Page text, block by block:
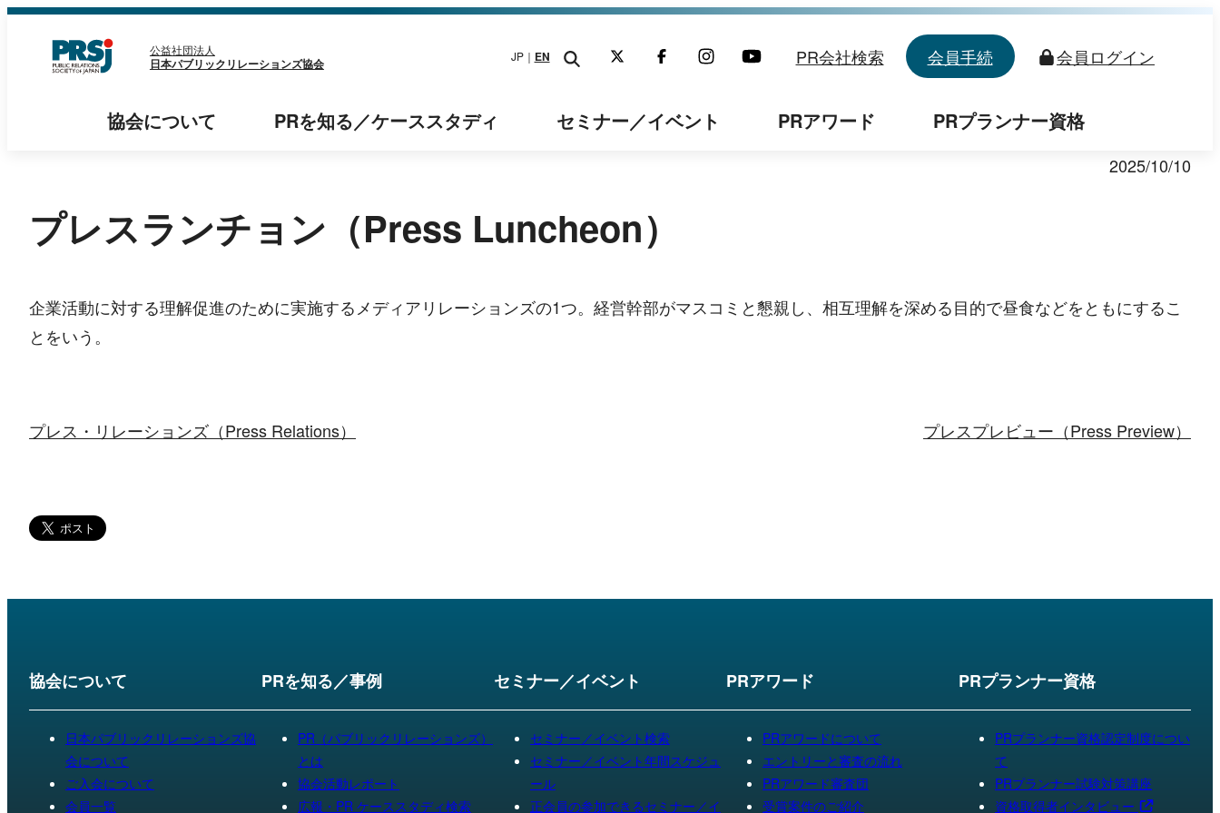
内
公益社団法人
日本パブリックリレーションズ協会 JP｜ EN PR会社検索 会員手続 会員ログイン
協会について PRを知る／ケーススタディ セミナー／イベント PRアワード PRプランナー資格
2025/10/10
プレスランチョン（Press Luncheon）
企業活動に対する理解促進のために実施するメディアリレーションズの1つ。経営幹部がマスコミと懇親し、相互理解を深める目的で昼食などをともにするこ
とをいう。
プレス・リレーションズ（Press Relations） プレスプレビュー（Press Preview）
協会について
日本パブリックリレーションズ協
会について
ご入会について
会員一覧
PRを知る／事例
PR（パブリックリレーションズ）
とは
協会活動レポート
広報・PR ケーススタディ検索
セミナー／イベント
セミナー／イベント検索
セミナー／イベント年間スケジュ
ール
正会員の参加できるセミナー／イ
PRアワード
PRアワードについて
エントリーと審査の流れ
PRアワード審査団
受賞案件のご紹介
PRプランナー資格
PRプランナー資格認定制度につい
て
PRプランナー試験対策講座
資格取得者インタビュー